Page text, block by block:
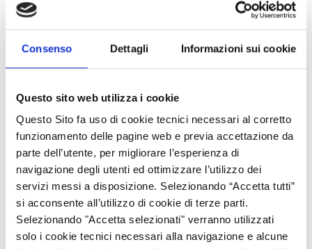
Consenso Dettagli Informazioni sui cookie
Questo sito web utilizza i cookie
Questo Sito fa uso di cookie tecnici necessari al corretto
funzionamento delle pagine web e previa accettazione da
parte dell’utente, per migliorare l’esperienza di
navigazione degli utenti ed ottimizzare l’utilizzo dei
servizi messi a disposizione. Selezionando “Accetta tutti”
si acconsente all’utilizzo di cookie di terze parti.
Selezionando "Accetta selezionati" verranno utilizzati
solo i cookie tecnici necessari alla navigazione e alcune
l’aggiornamento al Manuale del Fascicolo aziendale.
Posizione di Elevata Qualificazione: SISTEMI INFORMATIVI
OPR
Piazza Città di Lombardia n.1
20124 Milano
Tel: 02.6765.4074
Fax: 02.6765.2757